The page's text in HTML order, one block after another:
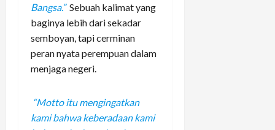
Bangsa.” Sebuah kalimat yang
baginya lebih dari sekadar
semboyan, tapi cerminan
peran nyata perempuan dalam
menjaga negeri.
“Motto itu mengingatkan
kami bahwa keberadaan kami